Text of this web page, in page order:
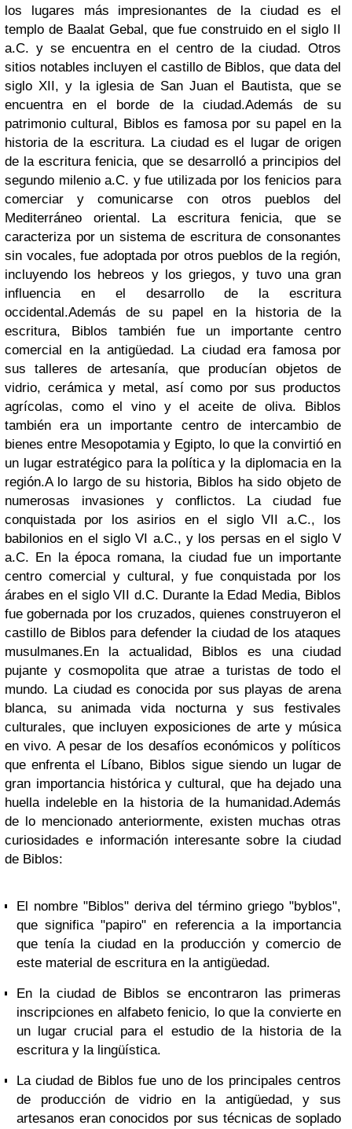
los lugares más impresionantes de la ciudad es el
templo de Baalat Gebal, que fue construido en el siglo II
a.C. y se encuentra en el centro de la ciudad. Otros
sitios notables incluyen el castillo de Biblos, que data del
siglo XII, y la iglesia de San Juan el Bautista, que se
encuentra en el borde de la ciudad.Además de su
patrimonio cultural, Biblos es famosa por su papel en la
historia de la escritura. La ciudad es el lugar de origen
de la escritura fenicia, que se desarrolló a principios del
segundo milenio a.C. y fue utilizada por los fenicios para
comerciar y comunicarse con otros pueblos del
Mediterráneo oriental. La escritura fenicia, que se
caracteriza por un sistema de escritura de consonantes
sin vocales, fue adoptada por otros pueblos de la región,
incluyendo los hebreos y los griegos, y tuvo una gran
influencia en el desarrollo de la escritura
occidental.Además de su papel en la historia de la
escritura, Biblos también fue un importante centro
comercial en la antigüedad. La ciudad era famosa por
sus talleres de artesanía, que producían objetos de
vidrio, cerámica y metal, así como por sus productos
agrícolas, como el vino y el aceite de oliva. Biblos
también era un importante centro de intercambio de
bienes entre Mesopotamia y Egipto, lo que la convirtió en
un lugar estratégico para la política y la diplomacia en la
región.A lo largo de su historia, Biblos ha sido objeto de
numerosas invasiones y conflictos. La ciudad fue
conquistada por los asirios en el siglo VII a.C., los
babilonios en el siglo VI a.C., y los persas en el siglo V
a.C. En la época romana, la ciudad fue un importante
centro comercial y cultural, y fue conquistada por los
árabes en el siglo VII d.C. Durante la Edad Media, Biblos
fue gobernada por los cruzados, quienes construyeron el
castillo de Biblos para defender la ciudad de los ataques
musulmanes.En la actualidad, Biblos es una ciudad
pujante y cosmopolita que atrae a turistas de todo el
mundo. La ciudad es conocida por sus playas de arena
blanca, su animada vida nocturna y sus festivales
culturales, que incluyen exposiciones de arte y música
en vivo. A pesar de los desafíos económicos y políticos
que enfrenta el Líbano, Biblos sigue siendo un lugar de
gran importancia histórica y cultural, que ha dejado una
huella indeleble en la historia de la humanidad.Además
de lo mencionado anteriormente, existen muchas otras
curiosidades e información interesante sobre la ciudad
de Biblos:
El nombre "Biblos" deriva del término griego "byblos",
que significa "papiro" en referencia a la importancia
que tenía la ciudad en la producción y comercio de
este material de escritura en la antigüedad.
En la ciudad de Biblos se encontraron las primeras
inscripciones en alfabeto fenicio, lo que la convierte en
un lugar crucial para el estudio de la historia de la
escritura y la lingüística.
La ciudad de Biblos fue uno de los principales centros
de producción de vidrio en la antigüedad, y sus
artesanos eran conocidos por sus técnicas de soplado